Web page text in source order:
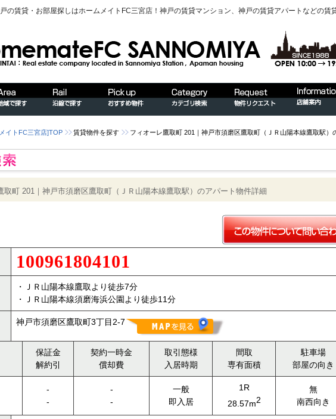
の賃貸・お部屋探しはホームメイトFC三宮店！神戸の賃貸マンション、神戸の賃貸アパートなどの賃
イトFC三宮店]TOP 賃貸物件を探す フィオーレ鷹取町 201｜神戸市須磨区鷹取町（ＪＲ山陽本線鷹取駅）
取町 201｜神戸市須磨区鷹取町（ＪＲ山陽本線鷹取駅）のアパート物件詳細
100961804101
・ＪＲ山陽本線鷹取より徒歩7分
・ＪＲ山陽本線須磨海浜公園より徒歩11分
神戸市須磨区鷹取町3丁目2-7
保証金
解約引
契約一時金
償却費
取引態様
入居時期
間取
専有面積
駐車場
部屋の向き
-
-
-
-
一般
即入居
1R
28.57m2
無
南西向き